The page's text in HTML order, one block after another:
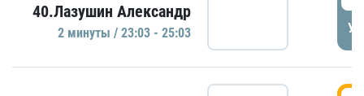
40.Лазушин Александр
2 минуты / 23:03 - 25:03